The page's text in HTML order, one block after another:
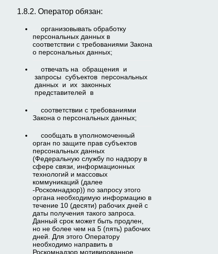
1.8.2. Оператор обязан:
организовывать обработку
персональных данных в
соответствии с требованиями Закона
о персональных данных;
отвечать на обращения и
запросы субъектов персональных
данных и их законных
представителей в
соответствии с требованиями
Закона о персональных данных;
сообщать в уполномоченный
орган по защите прав субъектов
персональных данных
(Федеральную службу по надзору в
сфере связи, информационных
технологий и массовых
коммуникаций (далее
-Роскомнадзор)) по запросу этого
органа необходимую информацию в
течение 10 (десяти) рабочих дней с
даты получения такого запроса.
Данный срок может быть продлен,
но не более чем на 5 (пять) рабочих
дней. Для этого Оператору
необходимо направить в
Роскомнадзор мотивированное